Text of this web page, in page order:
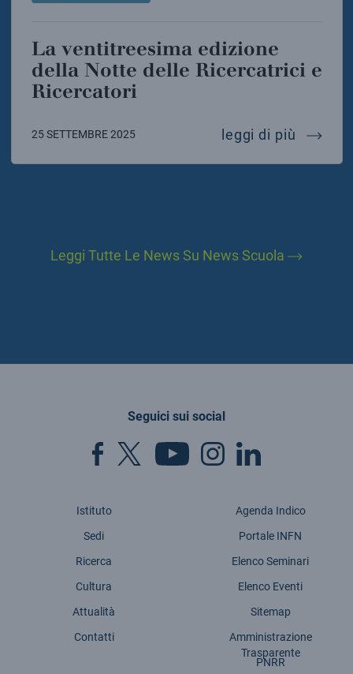
La ventitreesima edizione
della Notte delle Ricercatrici e
Ricercatori
25 SETTEMBRE 2025 leggi di più la
Leggi Tutte Le News Su News Scuola
Seguici sui social
Istituto
Sedi
Ricerca
Cultura
Attualità
Contatti
Agenda Indico
Portale INFN
Elenco Seminari
Elenco Eventi
Sitemap
Amministrazione
Trasparente
PNRR